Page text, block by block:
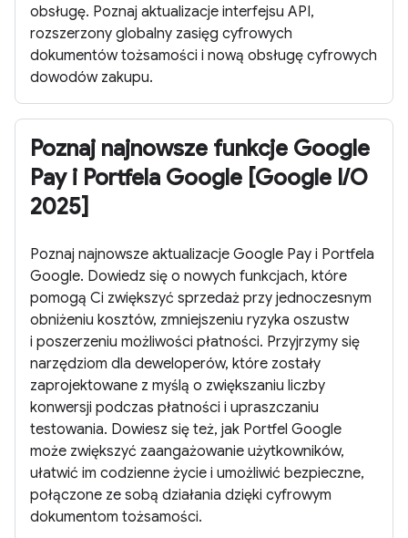
obsługę. Poznaj aktualizacje interfejsu API,
rozszerzony globalny zasięg cyfrowych
dokumentów tożsamości i nową obsługę cyfrowych
dowodów zakupu.
Poznaj najnowsze funkcje Google
Pay i Portfela Google [Google I/O
2025]
Poznaj najnowsze aktualizacje Google Pay i Portfela
Google. Dowiedz się o nowych funkcjach, które
pomogą Ci zwiększyć sprzedaż przy jednoczesnym
obniżeniu kosztów, zmniejszeniu ryzyka oszustw
i poszerzeniu możliwości płatności. Przyjrzymy się
narzędziom dla deweloperów, które zostały
zaprojektowane z myślą o zwiększaniu liczby
konwersji podczas płatności i upraszczaniu
testowania. Dowiesz się też, jak Portfel Google
może zwiększyć zaangażowanie użytkowników,
ułatwić im codzienne życie i umożliwić bezpieczne,
połączone ze sobą działania dzięki cyfrowym
dokumentom tożsamości.